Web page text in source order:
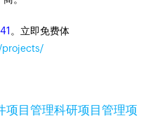
。立即免费体
projects/
项目管理科研项目管理项